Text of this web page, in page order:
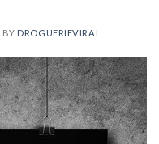
BY DROGUERIEVIRAL